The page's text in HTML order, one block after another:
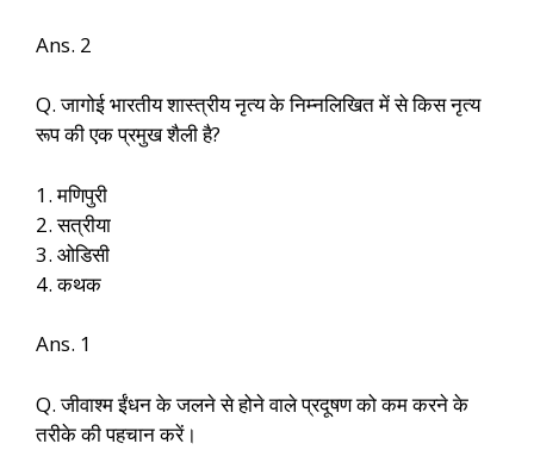
Ans. 2
Q. जागोई भारतीय शास्त्रीय नृत्य के निम्नलिखित में से किस नृत्य
रूप की एक प्रमुख शैली है?
1. मणिपुरी
2. सत्रीया
3. ओडिसी
4. कथक
Ans. 1
Q. जीवाश्म ईंधन के जलने से होने वाले प्रदूषण को कम करने के
तरीके की पहचान करें।